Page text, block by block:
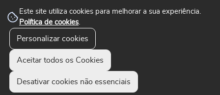
Este site utiliza cookies para melhorar a sua experiência.
Política de cookies.
Personalizar cookies
Aceitar todos os Cookies
Desativar cookies não essenciais
Guimarães Visível